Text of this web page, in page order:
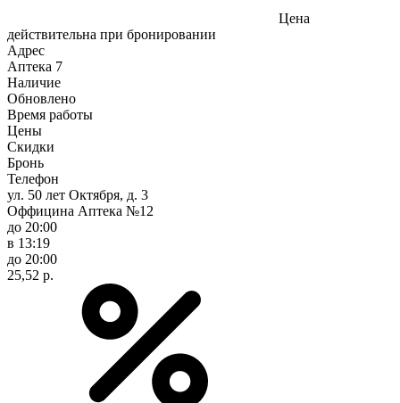
Цена
действительна при бронировании
Адрес
Аптека 7
Наличие
Обновлено
Время работы
Цены
Скидки
Бронь
Телефон
ул. 50 лет Октября, д. 3
Оффицина Аптека №12
до 20:00
в 13:19
до 20:00
25,52 р.